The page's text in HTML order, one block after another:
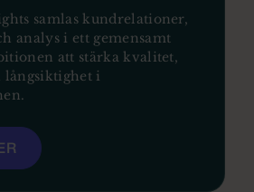
samlas kundrelationer,
analys i ett gemensamt
att stärka kvalitet,
långsiktighet i